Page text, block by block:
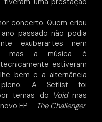
tiveram uma prestação
concerto. Quem criou
passado não podia
exuberantes nem
mas a música é
estiveram
bem e a alternância
A Setlist foi
temas do
Voidmas
EP – The Challenger.